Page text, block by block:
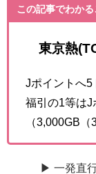
この記事でわかる
東京熱
Jポイントへ5
福引の1等はJ
（3,000GB
▶ 一発直